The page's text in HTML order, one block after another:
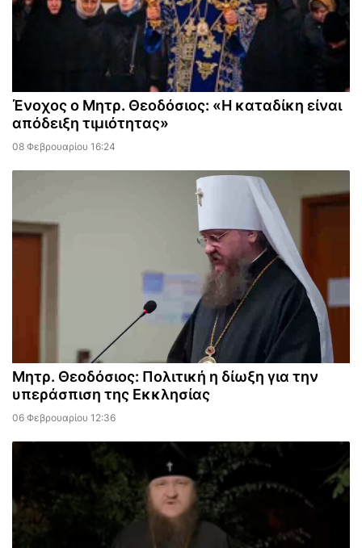
Ένοχος ο Μητρ. Θεοδόσιος: «Η καταδίκη είναι
απόδειξη τιμιότητας»
08 Φεβρουαρίου 16:24
Μητρ. Θεοδόσιος: Πολιτική η δίωξη για την
υπεράσπιση της Εκκλησίας
06 Φεβρουαρίου 12:36